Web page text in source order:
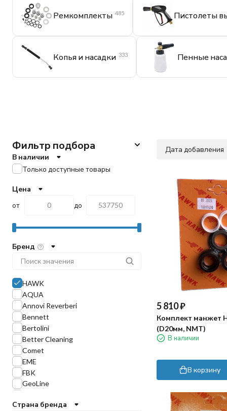
Ремкомплекты 485 Пистолеты
Копья и насадки 333 Пенные
Дата добавления
5 810₽
Комплект манжет
(D20мм, NMT)
В наличии
В корзину
Фильтр подбора
В наличии
Только доступные товары
Цена
от
до
Бренд
AQUA
Annovi Reverberi
Bennett
Bertolini
Better Cleaning
Comet
EME
FBK
GeoLine
HAWK
IPC
Страна бренда